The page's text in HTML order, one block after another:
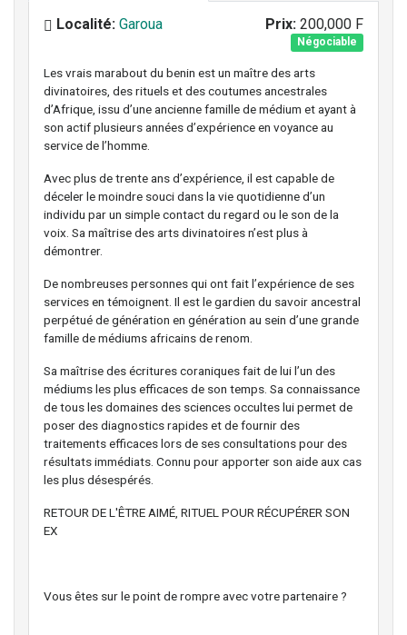
Localité: Garoua Prix: 200,000 F
Négociable
Les vrais marabout du benin est un maître des arts
divinatoires, des rituels et des coutumes ancestrales
d’Afrique, issu d’une ancienne famille de médium et ayant à
son actif plusieurs années d’expérience en voyance au
service de l’homme.
Avec plus de trente ans d’expérience, il est capable de
déceler le moindre souci dans la vie quotidienne d’un
individu par un simple contact du regard ou le son de la
voix. Sa maîtrise des arts divinatoires n’est plus à
démontrer.
De nombreuses personnes qui ont fait l’expérience de ses
services en témoignent. Il est le gardien du savoir ancestral
perpétué de génération en génération au sein d’une grande
famille de médiums africains de renom.
Sa maîtrise des écritures coraniques fait de lui l’un des
médiums les plus efficaces de son temps. Sa connaissance
de tous les domaines des sciences occultes lui permet de
poser des diagnostics rapides et de fournir des
traitements efficaces lors de ses consultations pour des
résultats immédiats. Connu pour apporter son aide aux cas
les plus désespérés.
RETOUR DE L'ÊTRE AIMÉ, RITUEL POUR RÉCUPÉRER SON
EX
Vous êtes sur le point de rompre avec votre partenaire ?